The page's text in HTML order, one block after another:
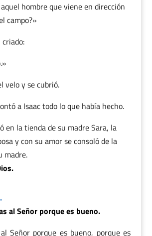
hombre que viene en dirección
campo?»
criado:
velo y se cubrió.
a Isaac todo lo que había hecho.
en la tienda de su madre Sara, la
y con su amor se consoló de la
madre.
al Señor porque es bueno.
Señor porque es bueno, porque es